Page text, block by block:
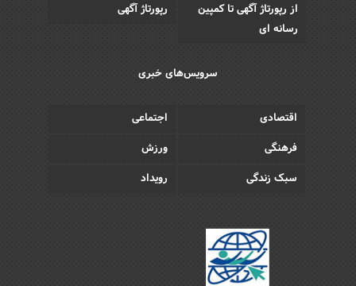
از رپورتاژ آگهی تا کمپین
رسانه ای
رپورتاژ آگهی
سرویس‌های خبری
اقتصادی
اجتماعی
فرهنگی
ورزش
سبک زندگی
رویداد